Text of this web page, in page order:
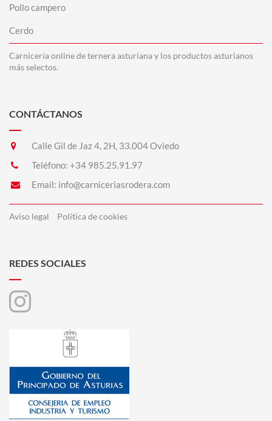
Pollo campero
Cerdo
Carnicería online de ternera asturiana y los productos asturianos
más selectos.
CONTÁCTANOS
Calle Gil de Jaz 4, 2H, 33.004 Oviedo
Teléfono: +34 985.25.91.97
Email: info@carniceriasrodera.com
Aviso legal Política de cookies
REDES SOCIALES